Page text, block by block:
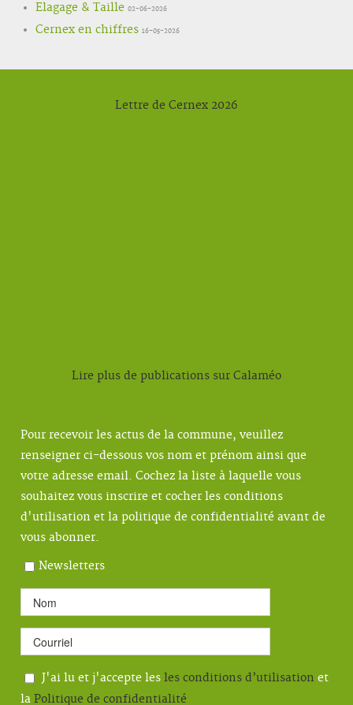
Elagage & Taille 02-06-2026
Cernex en chiffres 16-05-2026
Lettre de Cernex 2026
Lire plus de publications sur Calaméo
Pour recevoir les actus de la commune, veuillez
renseigner ci-dessous vos nom et prénom ainsi que
votre adresse email. Cochez la liste à laquelle vous
souhaitez vous inscrire et cocher les conditions
d'utilisation et la politique de confidentialité avant de
vous abonner.
Newsletters
J'ai lu et j'accepte les les conditions d’utilisation et
la Politique de confidentialité